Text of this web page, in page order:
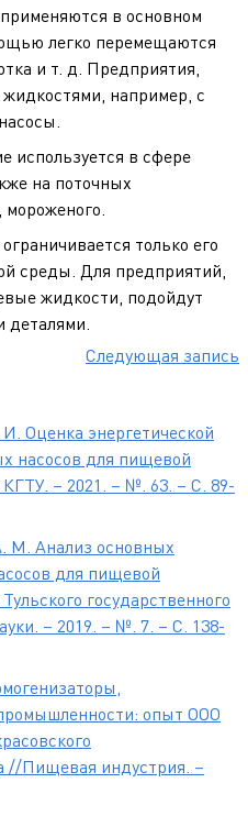
в основном
легко перемещаются
и т. д. Предприятия,
например, с
используется в сфере
на поточных
мороженого.
только его
среды. Для предприятий,
жидкости, подойдут
деталями.
Следующая запись
Оценка энергетической
насосов для пищевой
– 2021. – №. 63. – С. 89-
М. Анализ основных
для пищевой
государственного
– 2019. – №. 7. – С. 138-
опыт ООО
//Пищевая индустрия. –